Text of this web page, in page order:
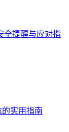
全提醒与应对指
的实用指南